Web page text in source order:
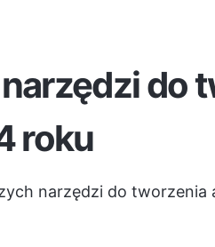
do
roku
narzędzi do tworzenia